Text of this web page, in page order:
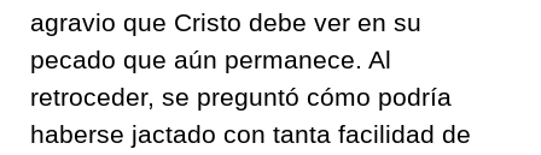
agravio que Cristo debe ver en su
pecado que aún permanece. Al
retroceder, se preguntó cómo podría
haberse jactado con tanta facilidad de